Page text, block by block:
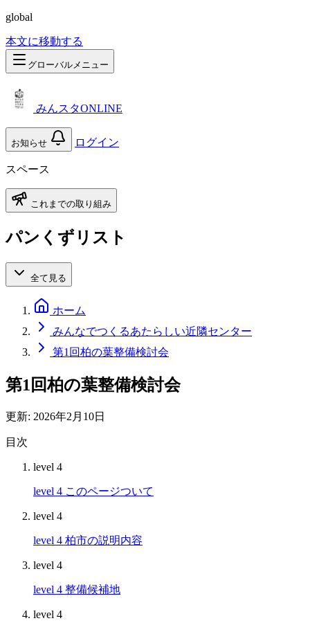
global
本文に移動する
グローバルメニュー
みんスタONLINE
お知らせ ログイン
スペース
これまでの取り組み
パンくずリスト
全て見る
ホーム
みんなでつくるあたらしい近隣センター
第1回柏の葉整備検討会
第1回柏の葉整備検討会
更新: 2026年2月10日
目次
level 4
level 4 このページついて
level 4
level 4 柏市の説明内容
level 4
level 4 整備候補地
level 4